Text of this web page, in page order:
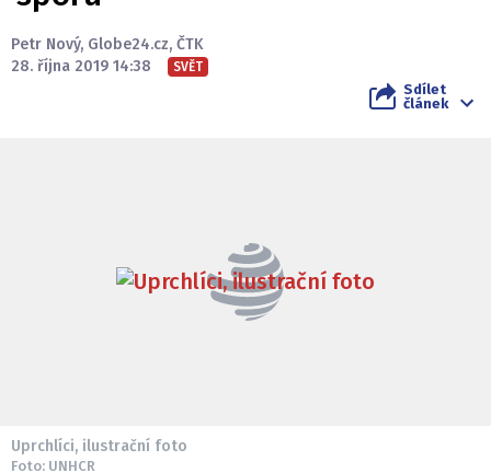
Petr Nový, Globe24.cz, ČTK
28. října 2019 14:38
SVĚT
Sdílet
článek
Uprchlíci, ilustrační foto
Foto: UNHCR